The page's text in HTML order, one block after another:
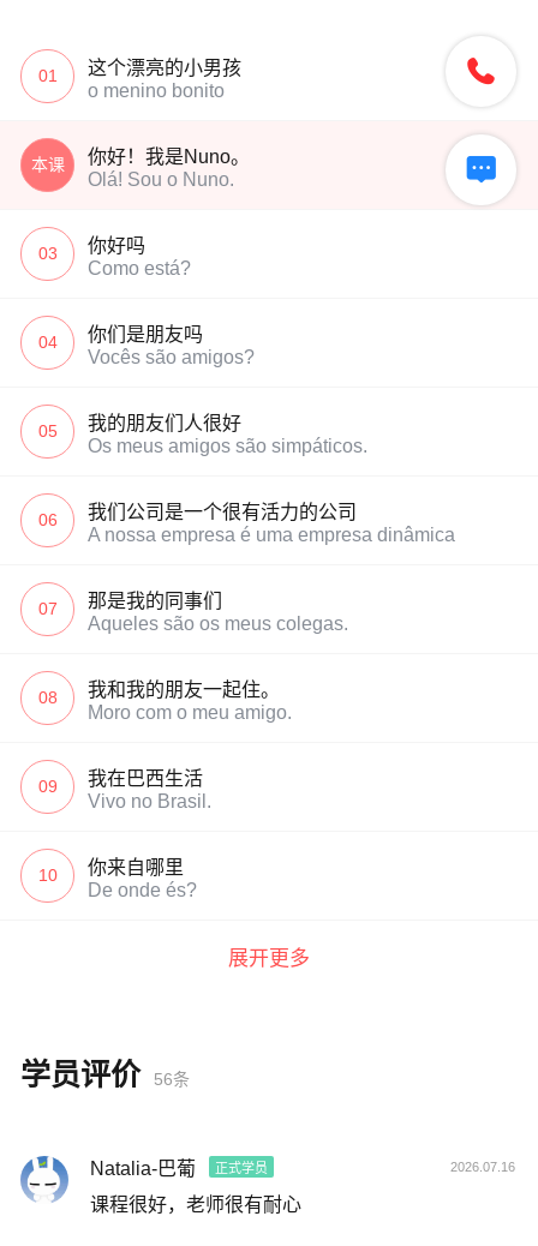
01
这个漂亮的小男孩
o menino bonito
本课
你好！我是Nuno。
Olá! Sou o Nuno.
03
你好吗
Como está?
04
你们是朋友吗
Vocês são amigos?
05
我的朋友们人很好
Os meus amigos são simpáticos.
06
我们公司是一个很有活力的公司
A nossa empresa é uma empresa dinâmica
07
那是我的同事们
Aqueles são os meus colegas.
08
我和我的朋友一起住。
Moro com o meu amigo.
09
我在巴西生活
Vivo no Brasil.
10
你来自哪里
De onde és?
展开更多
学员评价 56条
Natalia-巴葡 正式学员 2026.07.16
课程很好，老师很有耐心

